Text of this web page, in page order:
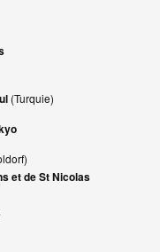
(Turquie)
et de St Nicolas